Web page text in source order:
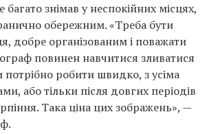
знімав у неспокійних місцях,
обережним. «Треба бути
добре організованим і поважати
повинен навчитися зливатися
потрібно робити швидко, з усіма
або тільки після довгих періодів
Така ціна цих зображень», —